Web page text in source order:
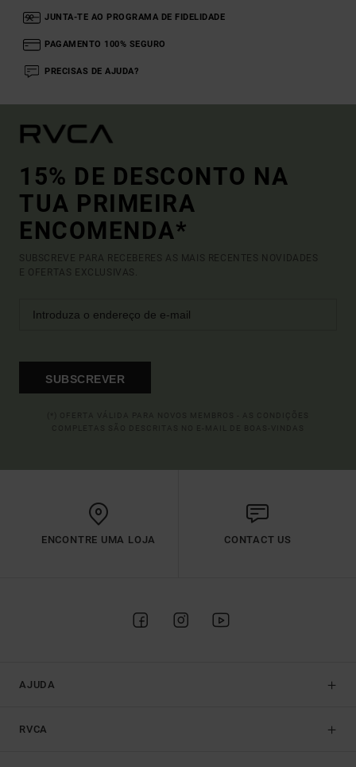
JUNTA-TE AO PROGRAMA DE FIDELIDADE
PAGAMENTO 100% SEGURO
PRECISAS DE AJUDA?
15% DE DESCONTO NA
TUA PRIMEIRA
ENCOMENDA*
SUBSCREVE PARA RECEBERES AS MAIS RECENTES NOVIDADES
E OFERTAS EXCLUSIVAS.
SUBSCREVER
ENCONTRE UMA LOJA CONTACT US
AJUDA
RVCA